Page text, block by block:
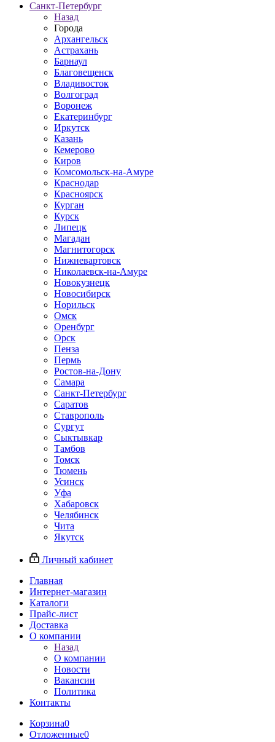
Санкт-Петербург
Назад
Города
Архангельск
Астрахань
Барнаул
Благовещенск
Владивосток
Волгоград
Воронеж
Екатеринбург
Иркутск
Казань
Кемерово
Киров
Комсомольск-на-Амуре
Краснодар
Красноярск
Курган
Курск
Липецк
Магадан
Магнитогорск
Нижневартовск
Николаевск-на-Амуре
Новокузнецк
Новосибирск
Норильск
Омск
Оренбург
Орск
Пенза
Пермь
Ростов-на-Дону
Самара
Санкт-Петербург
Саратов
Ставрополь
Сургут
Сыктывкар
Тамбов
Томск
Тюмень
Усинск
Уфа
Хабаровск
Челябинск
Чита
Якутск
Личный кабинет
Главная
Интернет-магазин
Каталоги
Прайс-лист
Доставка
О компании
Назад
О компании
Новости
Вакансии
Политика
Контакты
Корзина0
Отложенные0